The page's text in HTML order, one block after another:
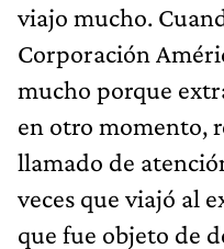
viajo mucho.
Corporación
mucho porque
en otro momento,
llamado de
veces que viajó al
que fue objeto de